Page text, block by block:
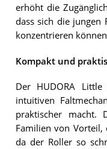
erhöht die
dass sich die jungen
konzentrieren
Kompakt und
Der HUDORA
intuitiven
praktischer macht.
Familien von Vorteil,
da der Roller so